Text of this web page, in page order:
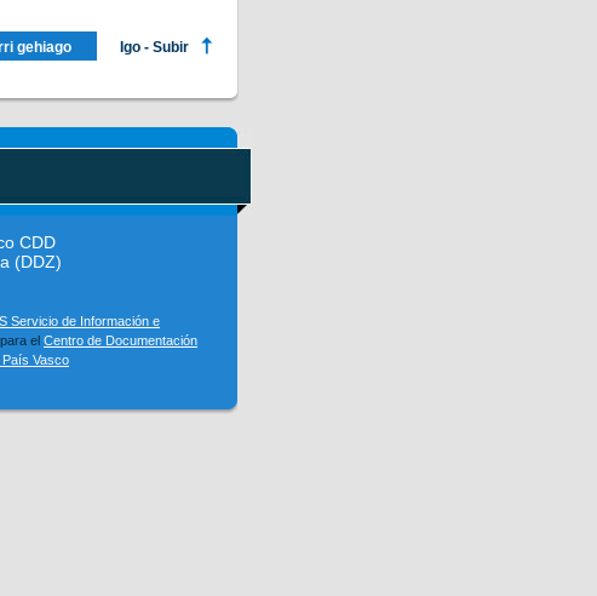
gehiago Igo - Subir
CDD
(DDZ)
Servicio de Información e
para el Centro de Documentación
Vasco